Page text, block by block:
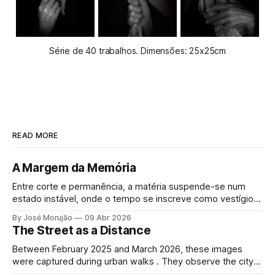
Série de 40 trabalhos. Dimensões: 25x25cm
READ MORE
A Margem da Memória
Entre corte e permanência, a matéria suspende-se num
estado instável, onde o tempo se inscreve como vestígio e
By José Morujão 09 Abr 2026
The Street as a Distance
Between February 2025 and March 2026, these images
were captured during urban walks . They observe the city